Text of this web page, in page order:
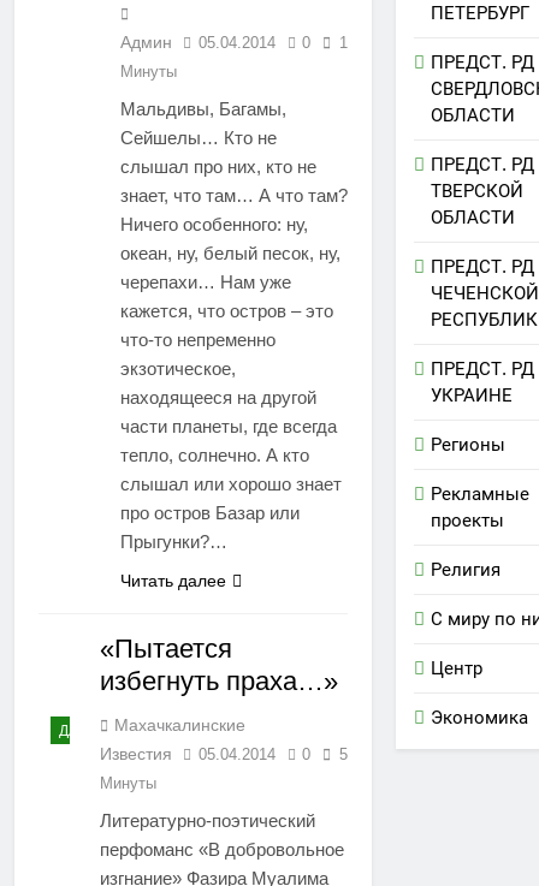
Админ 05.04.2014 0
1
Минуты
Мальдивы, Багамы,
Сейшелы… Кто не
слышал про них, кто не
знает, что там… А что там?
Ничего особенного: ну,
океан, ну, белый песок, ну,
черепахи… Нам уже
кажется, что остров – это
что-то непременно
экзотическое,
находящееся на другой
части планеты, где всегда
тепло, солнечно. А кто
слышал или хорошо знает
про остров Базар или
Прыгунки?…
Читать далее
ДАГЕСТАН
«Пытается
избегнуть праха…»
Махачкалинские
Известия
05.04.2014 0
5
Минуты
Литературно-поэтический
перфоманс «В добровольное
изгнание» Фазира Муалима
ПЕТЕРБУРГ
ПРЕДСТ. РД
ОБЛАСТИ
ПРЕДСТ. РД
ТВЕРСКОЙ
ОБЛАСТИ
ПРЕДСТ. РД
ЧЕЧЕНСКОЙ
ПРЕДСТ. РД
УКРАИНЕ
Регионы
Рекламные
проекты
Религия
С миру по
Центр
Экономика